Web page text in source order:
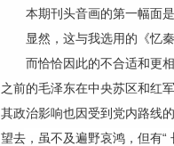
本期刊头音画的第一幅面
显然，这与我选用的《忆
而恰恰因此的不合适和更
之前的毛泽东在中央苏区和红
其政治影响也因受到党内路线
望去，虽不及遍野哀鸿，但有“